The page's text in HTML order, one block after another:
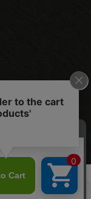
Reserved.